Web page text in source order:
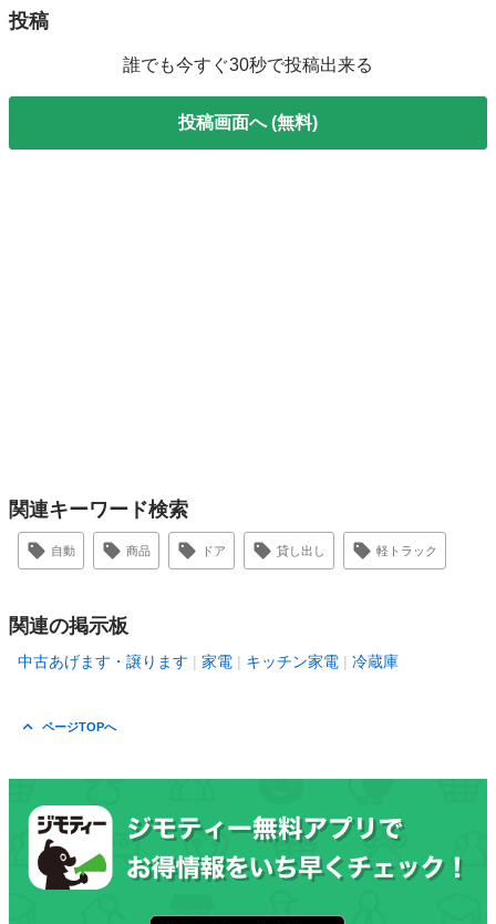
投稿
誰でも今すぐ30秒で投稿出来る
投稿画面へ (無料)
関連キーワード検索
自動 商品 ドア 貸し出し 軽トラック
関連の掲示板
中古あげます・譲ります 家電 キッチン家電 冷蔵庫
ページTOPへ